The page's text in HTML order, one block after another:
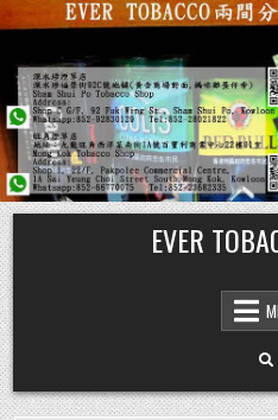
Skip
to
content
EVER